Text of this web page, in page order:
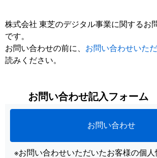
株式会社 東芝のデジタル事業に関するお
です。
お問い合わせの前に、 お問い合わせいた
読みください。
お問い合わせ記入フォーム
お問い合わせ
※お問い合わせいただいたお客様の個人